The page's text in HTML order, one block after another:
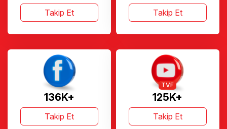
Takip Et Takip Et
136K+
Takip Et
125K+
TVF
Takip Et